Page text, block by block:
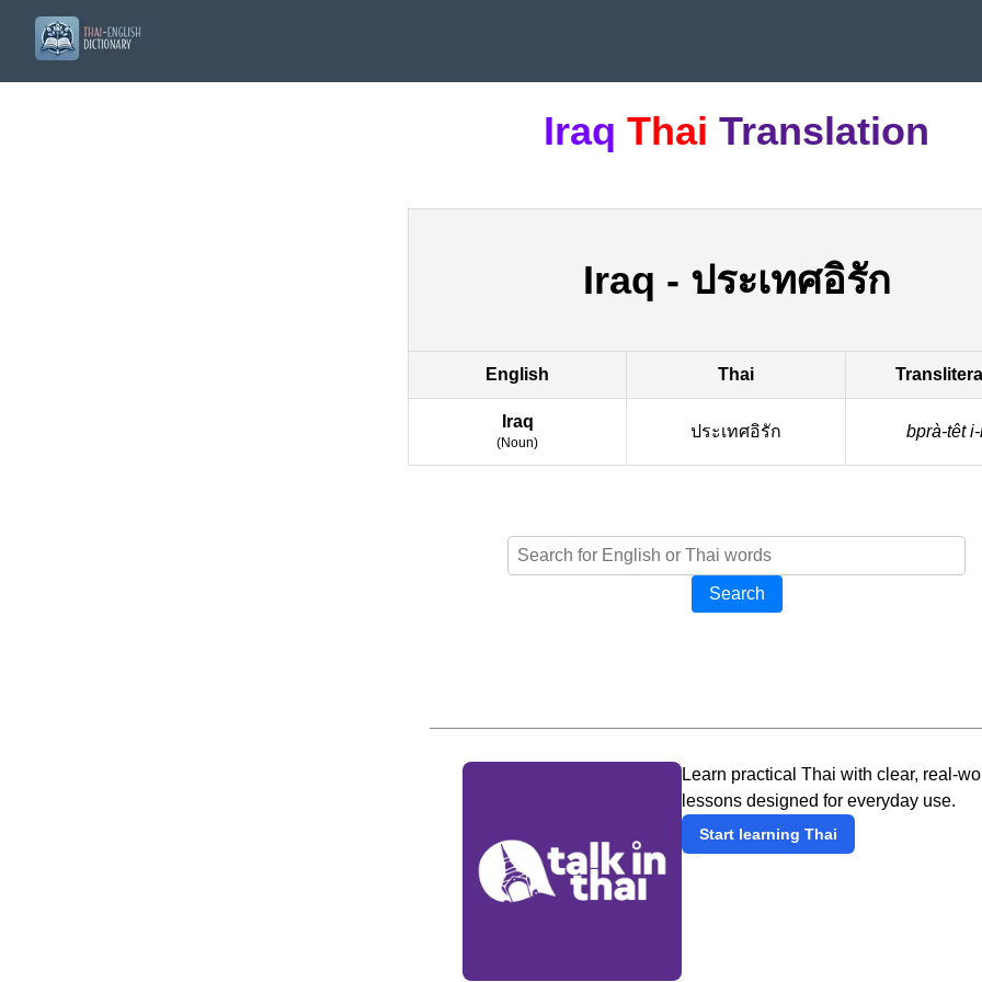
Iraq Thai Translation
Iraq - ประเทศอิรัก
English Thai
Iraq
(Noun)
ประเทศอิรัก bprà-têt
Search
Learn practical Thai with clear, real-
lessons designed for everyday use.
Start learning Thai